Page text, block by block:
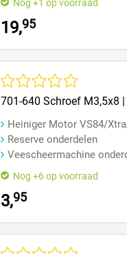
Nog +1 op voorraad
19,95
701-640 Schroef M3,5x8
Heiniger Motor VS84/
Reserve onderdelen
Veescheermachine
Nog +6 op voorraad
3,95